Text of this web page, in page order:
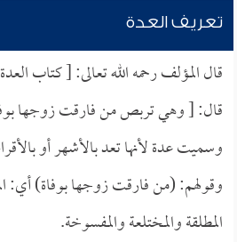
تعريف العدة
قال المؤلف رحمه الله تعالى: [ كتاب
قال: [ وهي تربص من فارقت زوجها
وسميت عدة لأنها تعد بالأشهر أو
وقولهم: (من فارقت زوجها بوفاة) أي:
المطلقة والمختلعة والمفسوخة.